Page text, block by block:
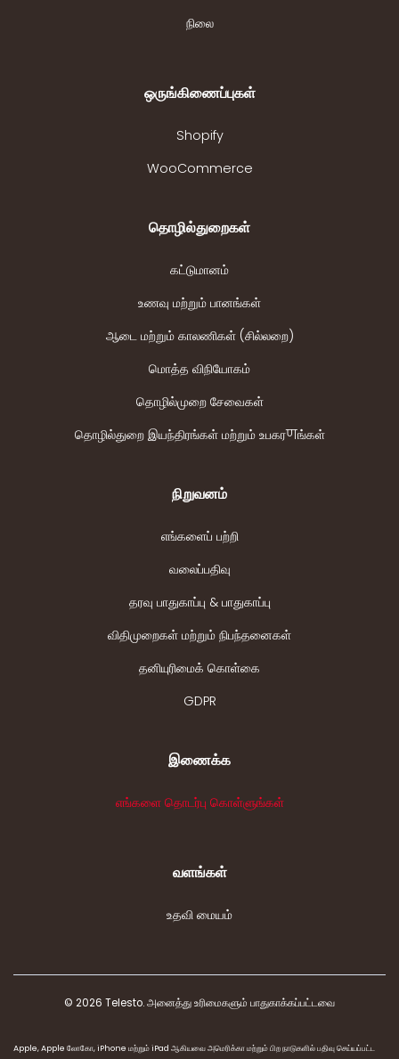
நிலை
ஒருங்கிணைப்புகள்
Shopify
WooCommerce
தொழில்துறைகள்
கட்டுமானம்
உணவு மற்றும் பானங்கள்
ஆடை மற்றும் காலணிகள் (சில்லறை)
மொத்த விநியோகம்
தொழில்முறை சேவைகள்
தொழில்துறை இயந்திரங்கள் மற்றும் உபகரणங்கள்
நிறுவனம்
எங்களைப் பற்றி
வலைப்பதிவு
தரவு பாதுகாப்பு & பாதுகாப்பு
விதிமுறைகள் மற்றும் நிபந்தனைகள்
தனியுரிமைக் கொள்கை
GDPR
இணைக்க
எங்களை தொடர்பு கொள்ளுங்கள்
வளங்கள்
உதவி மையம்
© 2026 Telesto. அனைத்து உரிமைகளும் பாதுகாக்கப்பட்டவை
Apple, Apple லோகோ, iPhone மற்றும் iPad ஆகியவை அமெரிக்கா மற்றும் பிற நாடுகளில் பதிவு செய்யப்பட்ட